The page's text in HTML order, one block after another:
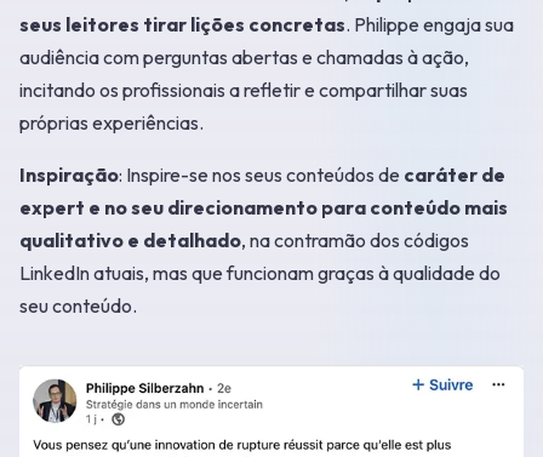
seus leitores tirar lições concretas. Philippe engaja sua
audiência com perguntas abertas e chamadas à ação,
incitando os profissionais a refletir e compartilhar suas
próprias experiências.
Inspiração: Inspire-se nos seus conteúdos de caráter de
expert e no seu direcionamento para conteúdo mais
qualitativo e detalhado, na contramão dos códigos
LinkedIn atuais, mas que funcionam graças à qualidade do
seu conteúdo.